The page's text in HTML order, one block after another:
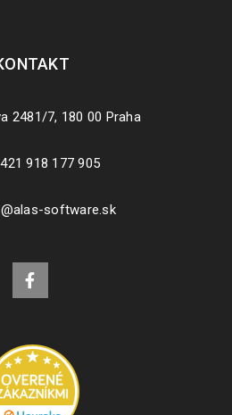
2481/7, 180 00 Praha
918 177 905
software.sk